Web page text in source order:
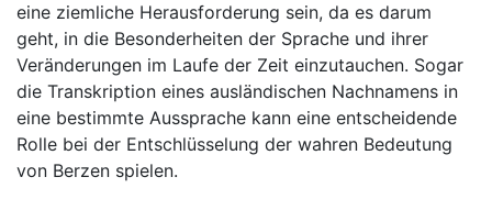
eine ziemliche Herausforderung sein, da es darum
geht, in die Besonderheiten der Sprache und ihrer
Veränderungen im Laufe der Zeit einzutauchen. Sogar
die Transkription eines ausländischen Nachnamens in
eine bestimmte Aussprache kann eine entscheidende
Rolle bei der Entschlüsselung der wahren Bedeutung
von Berzen spielen.